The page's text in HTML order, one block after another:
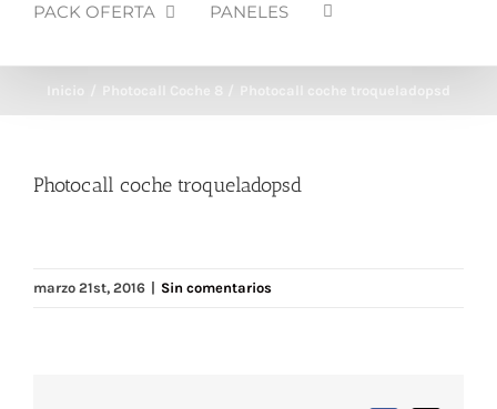
PACK OFERTA PANELES
Inicio Photocall Coche 8 Photocall coche troqueladopsd
Photocall coche troqueladopsd
marzo 21st, 2016 | Sin comentarios